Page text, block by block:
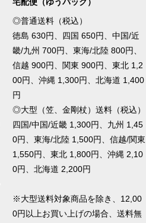
宅配便（ゆうパック）
◎普通送料（税込）
徳島 630円、四国 650円、中国/近
畿/九州 700円、東海/北陸 800円、
信越 900円、関東 900円、東北 1,2
00円、沖縄 1,300円、北海道 1,400
円
◎大型（笠、金剛杖）送料（税込）
四国/中国/近畿 1,300円、九州 1,45
0円、東海/北陸 1,500円、信越/関東
1,550円、東北 1,800円、沖縄 2,10
0円、北海道 2,200円
※大型送料対象商品を除き、12,00
0円以上お買い上げの場合、送料無